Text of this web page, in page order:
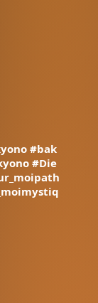
#bak
#Die